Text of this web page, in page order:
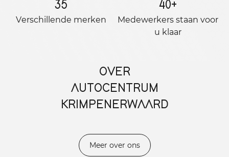
35
Verschillende merken
40+
Medewerkers staan ​​voor
u klaar
OVER
AUTOCENTRUM
KRIMPENERWAARD
Meer over ons